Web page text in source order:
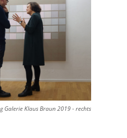
Galerie Klaus Braun 2019 - rechts